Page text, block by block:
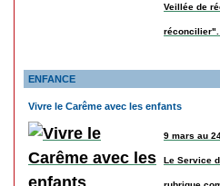
Veillée de
réconcilier".
ENFANCE
Vivre le Carême avec les enfants
9 mars au
Le Service